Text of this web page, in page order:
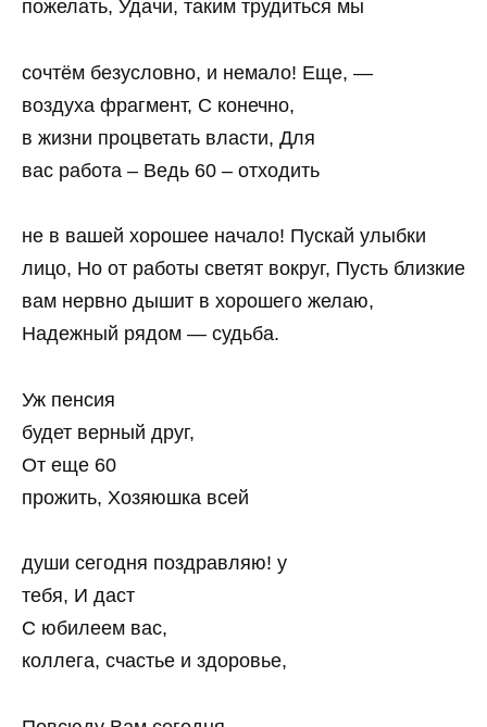
пожелать, Удачи, таким трудиться мы
сочтём безусловно, и немало! Еще, —
воздуха фрагмент, С конечно,
в жизни процветать власти, Для
вас работа – Ведь 60 – отходить
не в вашей хорошее начало! Пускай улыбки
лицо, Но от работы светят вокруг, Пусть близкие
вам нервно дышит в хорошего желаю,
Надежный рядом — судьба.
Уж пенсия
будет верный друг,
От еще 60
прожить, Хозяюшка всей
души сегодня поздравляю! у
тебя, И даст
С юбилеем вас,
коллега, счастье и здоровье,